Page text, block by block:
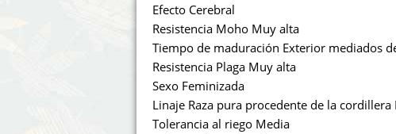
Efecto Cerebral
Resistencia Moho Muy alta
Tiempo de maduración Exterior mediados
Resistencia Plaga Muy alta
Sexo Feminizada
Linaje Raza pura procedente de la
Tolerancia al riego Media